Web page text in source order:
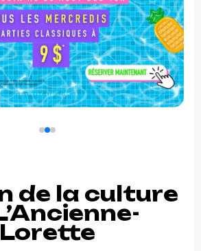
de la culture
Lorette